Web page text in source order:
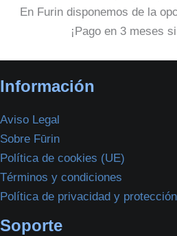
En Furin disponemos de la
¡Pago en 3 meses
Información
Aviso Legal
Sobre Fūrin
Política de cookies (UE)
Términos y condiciones
Política de privacidad y
Soporte